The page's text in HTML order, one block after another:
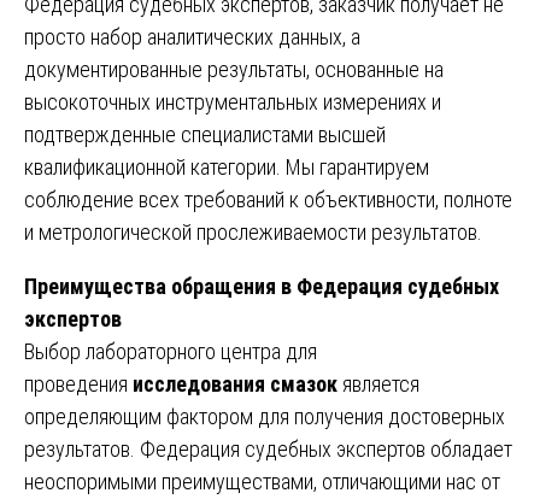
просто набор аналитических данных, а
документированные результаты, основанные на
высокоточных инструментальных измерениях и
подтвержденные специалистами высшей
квалификационной категории. Мы гарантируем
соблюдение всех требований к объективности, полноте
и метрологической прослеживаемости результатов.
Преимущества обращения в Федерация судебных
экспертов
Выбор лабораторного центра для
проведения исследования смазок является
определяющим фактором для получения достоверных
результатов. Федерация судебных экспертов обладает
неоспоримыми преимуществами, отличающими нас от